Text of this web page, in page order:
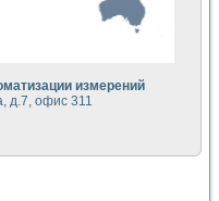
исследования функциональных
создания экономичного
движения макрочастиц в
дисперсных продуктов
сверхпроводящим
в курсе экспериментальной
и выпадения осадка в
измерений
д.7, офис 311